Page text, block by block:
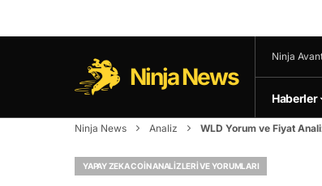
Ninja News
Ninja
Haberler
Ninja News Analiz WLD Yorum ve Fiyat
YAPAY ZEKA COIN ANALIZLERI VE YORUMLARI